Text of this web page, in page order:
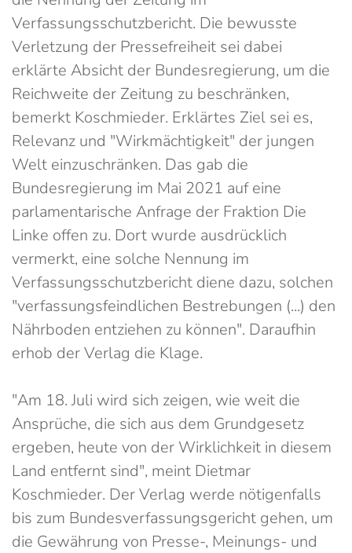
Verfassungsschutzbericht. Die bewusste
Verletzung der Pressefreiheit sei dabei
erklärte Absicht der Bundesregierung, um die
Reichweite der Zeitung zu beschränken,
bemerkt Koschmieder. Erklärtes Ziel sei es,
Relevanz und "Wirkmächtigkeit" der jungen
Welt einzuschränken. Das gab die
Bundesregierung im Mai 2021 auf eine
parlamentarische Anfrage der Fraktion Die
Linke offen zu. Dort wurde ausdrücklich
vermerkt, eine solche Nennung im
Verfassungsschutzbericht diene dazu, solchen
"verfassungsfeindlichen Bestrebungen (...) den
Nährboden entziehen zu können". Daraufhin
erhob der Verlag die Klage.
"Am 18. Juli wird sich zeigen, wie weit die
Ansprüche, die sich aus dem Grundgesetz
ergeben, heute von der Wirklichkeit in diesem
Land entfernt sind", meint Dietmar
Koschmieder. Der Verlag werde nötigenfalls
bis zum Bundesverfassungsgericht gehen, um
die Gewährung von Presse-, Meinungs- und